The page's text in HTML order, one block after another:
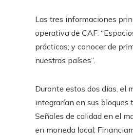
Las tres informaciones
operativa de CAF:
prácticas; y conocer de
nuestros países”.
Durante estos dos días, el
integrarían en sus
Señales de calidad en el
en moneda local;